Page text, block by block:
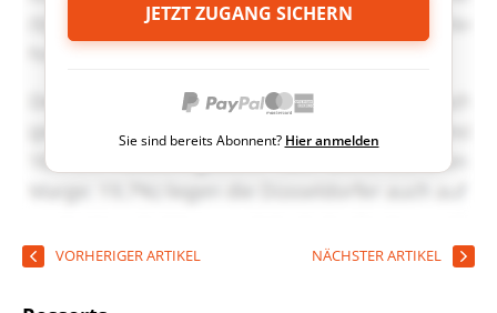
JETZT ZUGANG SICHERN
Sie sind bereits Abonnent? Hier anmelden
VORHERIGER ARTIKEL NÄCHSTER ARTIKEL